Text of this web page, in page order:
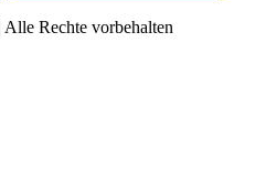
Rechte vorbehalten